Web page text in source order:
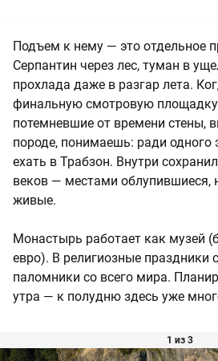
Подъем к нему — это отдельное
Серпантин через лес, туман в
прохлада даже в разгар лета.
финальную смотровую
потемневшие от времени стены,
породе, понимаешь: ради одного
ехать в Трабзон. Внутри
веков — местами облупившиеся,
живые.
Монастырь работает как музей
евро). В религиозные
паломники со всего мира.
утра — к полудню здесь уже
1 из 3